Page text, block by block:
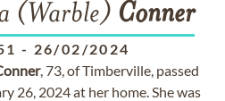
(Warble) Conner
- 26/02/2024
, 73, of Timberville, passed
26, 2024 at her home. She was